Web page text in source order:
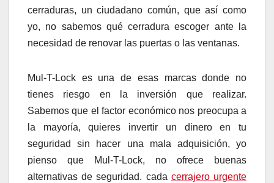
cerraduras, un ciudadano común, que así como
yo, no sabemos qué cerradura escoger ante la
necesidad de renovar las puertas o las ventanas.
Mul-T-Lock es una de esas marcas donde no
tienes riesgo en la inversión que realizar.
Sabemos que el factor económico nos preocupa a
la mayoría, quieres invertir un dinero en tu
seguridad sin hacer una mala adquisición, yo
pienso que Mul-T-Lock, no ofrece buenas
alternativas de seguridad. cada cerrajero urgente